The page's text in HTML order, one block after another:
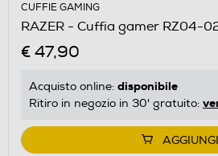
CUFFIE GAMING
RAZER - Cuffia gamer RZ04-
€ 47,90
Acquisto online: disponibile
Ritiro in negozio in 30' gratuito:
AGGIUNGI